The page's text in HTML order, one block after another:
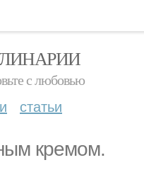
с любовью
статьи
кремом.